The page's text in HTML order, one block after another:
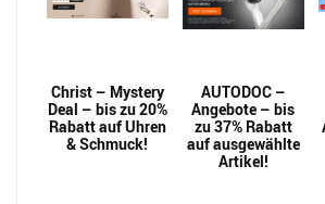
Christ – Mystery
Deal – bis zu 20%
Rabatt auf Uhren
& Schmuck!
AUTODOC –
Angebote – bis
zu 37% Rabatt
auf ausgewählte
Artikel!